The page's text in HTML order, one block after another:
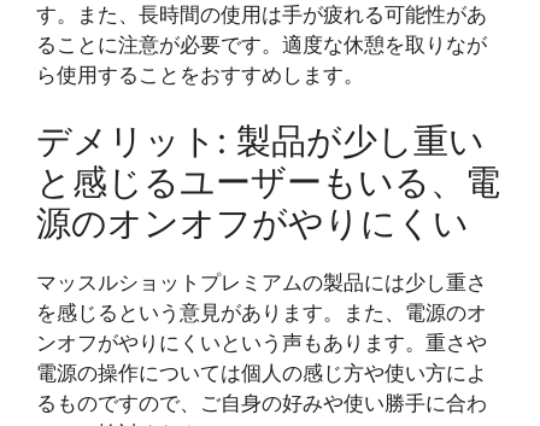
す。また、長時間の使用は手が疲れる可能性があ
ることに注意が必要です。適度な休憩を取りなが
ら使用することをおすすめします。
デメリット: 製品が少し重い
と感じるユーザーもいる、電
源のオンオフがやりにくい
マッスルショットプレミアムの製品には少し重さ
を感じるという意見があります。また、電源のオ
ンオフがやりにくいという声もあります。重さや
電源の操作については個人の感じ方や使い方によ
るものですので、ご自身の好みや使い勝手に合わ